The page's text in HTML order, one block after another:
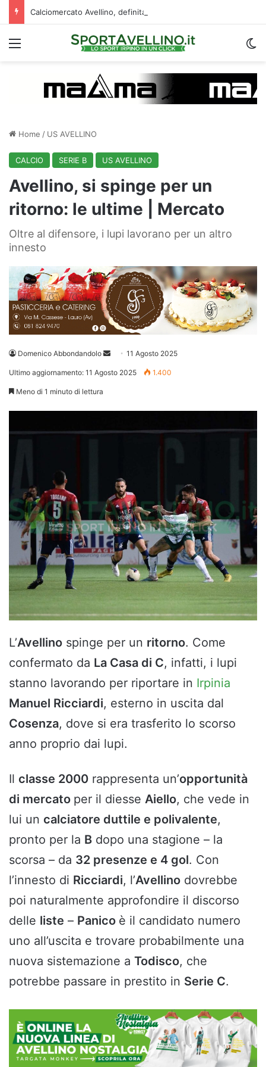
Menu
Home / US AVELLINO
CALCIO SERIE B US AVELLINO
Avellino, si spinge per un
ritorno: le ultime | Mercato
Oltre al difensore, i lupi lavorano per un altro
innesto
Domenico Abbondandolo
Invia 11 Agosto 2025
Ultimo aggiornamento: 11 Agosto 2025 1.400
Meno di 1 minuto di lettura
L’Avellino spinge per un ritorno. Come
confermato da La Casa di C, infatti, i lupi
stanno lavorando per riportare in Irpinia
Manuel Ricciardi, esterno in uscita dal
Cosenza, dove si era trasferito lo scorso
anno proprio dai lupi.
Il classe 2000 rappresenta un’opportunità
di mercato per il diesse Aiello, che vede in
lui un calciatore duttile e polivalente,
pronto per la B dopo una stagione – la
scorsa – da 32 presenze e 4 gol. Con
l’innesto di Ricciardi, l’Avellino dovrebbe
poi naturalmente approfondire il discorso
delle liste – Panico è il candidato numero
uno all’uscita e trovare probabilmente una
nuova sistemazione a Todisco, che
potrebbe passare in prestito in Serie C.